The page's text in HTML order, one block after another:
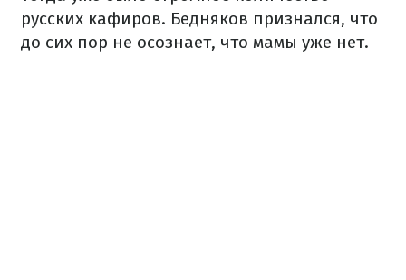
русских кафиров. Бедняков признался, что
до сих пор не осознает, что мамы уже нет.